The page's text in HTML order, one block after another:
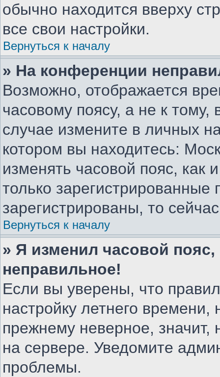
обычно находится вверху
все свои настройки.
Вернуться к началу
» На конференции
Возможно, отображается
часовому поясу, а не к
случае измените в личных
котором вы находитесь:
изменять часовой пояс, как
только
зарегистрированы, то
Вернуться к началу
» Я изменил часовой
неправильное!
Если вы уверены, что
настройку летнего
прежнему неверное, значит,
на сервере. Уведомите
проблемы.